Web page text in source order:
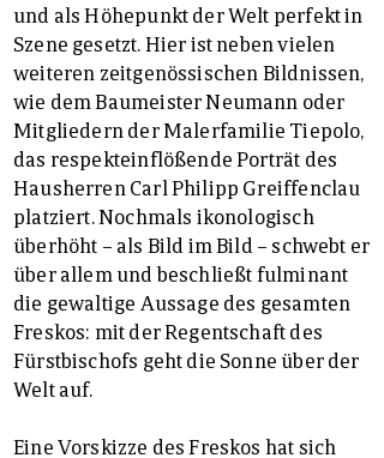
und als Höhepunkt der Welt perfekt in
Szene gesetzt. Hier ist neben vielen
weiteren zeitgenössischen Bildnissen,
wie dem Baumeister Neumann oder
Mitgliedern der Malerfamilie Tiepolo,
das respekteinflößende Porträt des
Hausherren Carl Philipp Greiffenclau
platziert. Nochmals ikonologisch
überhöht – als Bild im Bild – schwebt er
über allem und beschließt fulminant
die gewaltige Aussage des gesamten
Freskos: mit der Regentschaft des
Fürstbischofs geht die Sonne über der
Welt auf.
Eine Vorskizze des Freskos hat sich